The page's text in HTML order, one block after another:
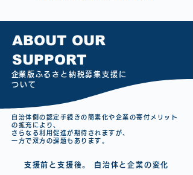
ABOUT OUR
SUPPORT
​企業版ふるさと納税募集支援に
ついて
自治体側の認定手続きの簡素化や企業の寄付メリット
の拡充により、
さらなる利用促進が期待されますが、
一方で双方の課題もあります。
支援前と支援後。 自治体と企業の変化